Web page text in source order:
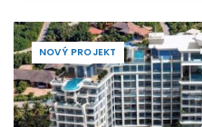
NOVÝ PROJEKT